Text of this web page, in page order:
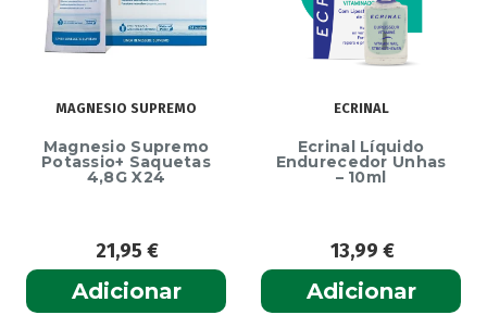
MAGNESIO SUPREMO
Magnesio Supremo
Potassio+ Saquetas
4,8G X24
21,95€
Adicionar
ECRINAL
Ecrinal Líquido
Endurecedor Unhas
– 10ml
13,99€
Adicionar